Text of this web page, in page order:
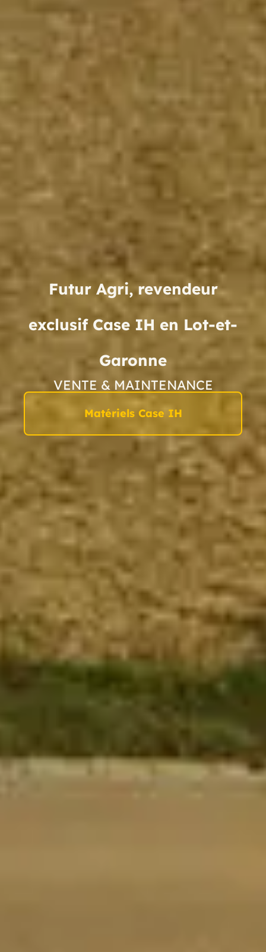
Futur Agri, revendeur
exclusif Case IH en Lot-et-
Garonne
VENTE & MAINTENANCE
Matériels Case IH